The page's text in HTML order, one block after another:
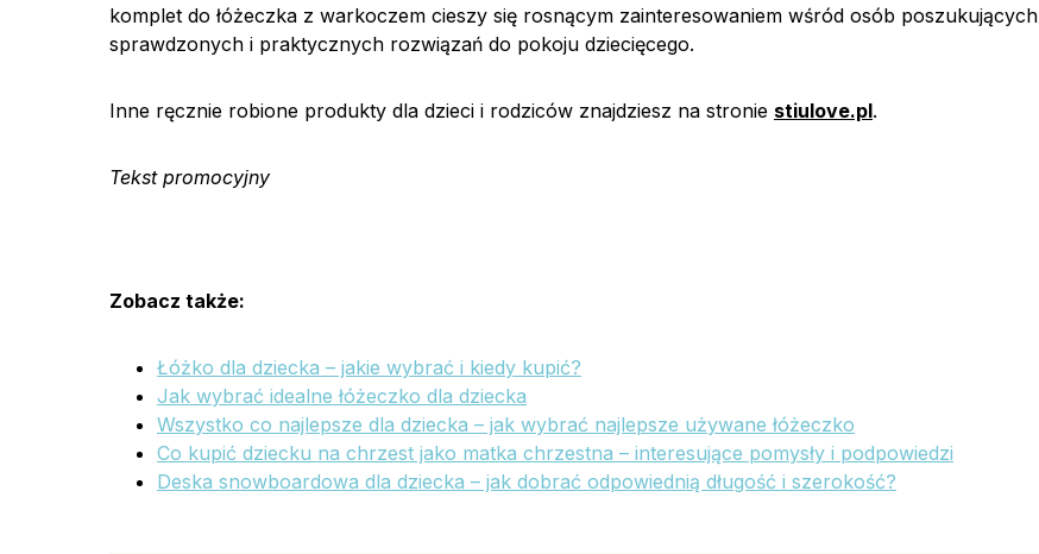
komplet do łóżeczka z warkoczem cieszy się rosnącym zainteresowaniem wśród osób poszukujących
sprawdzonych i praktycznych rozwiązań do pokoju dziecięcego.
Inne ręcznie robione produkty dla dzieci i rodziców znajdziesz na stronie stiulove.pl.
Tekst promocyjny
Zobacz także:
Łóżko dla dziecka – jakie wybrać i kiedy kupić?
Jak wybrać idealne łóżeczko dla dziecka
Wszystko co najlepsze dla dziecka – jak wybrać najlepsze używane łóżeczko
Co kupić dziecku na chrzest jako matka chrzestna – interesujące pomysły i podpowiedzi
Deska snowboardowa dla dziecka – jak dobrać odpowiednią długość i szerokość?